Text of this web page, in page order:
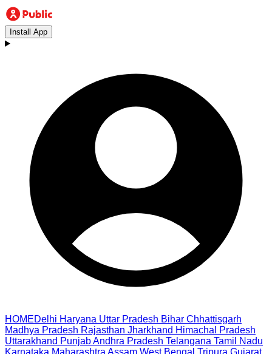
Install App
HOMEDelhi Haryana Uttar Pradesh Bihar Chhattisgarh
Madhya Pradesh Rajasthan Jharkhand Himachal Pradesh
Uttarakhand PunjabAndhra Pradesh Telangana Tamil Nadu
Karnataka Maharashtra Assam West Bengal Tripura Gujarat